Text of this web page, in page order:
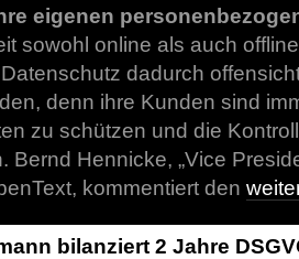
eigenen
sowohl online als auch
dadurch
denn ihre Kunden sind
zu schützen und die
Bernd Hennicke, „Vice
kommentiert den
bilanziert 2 Jahre